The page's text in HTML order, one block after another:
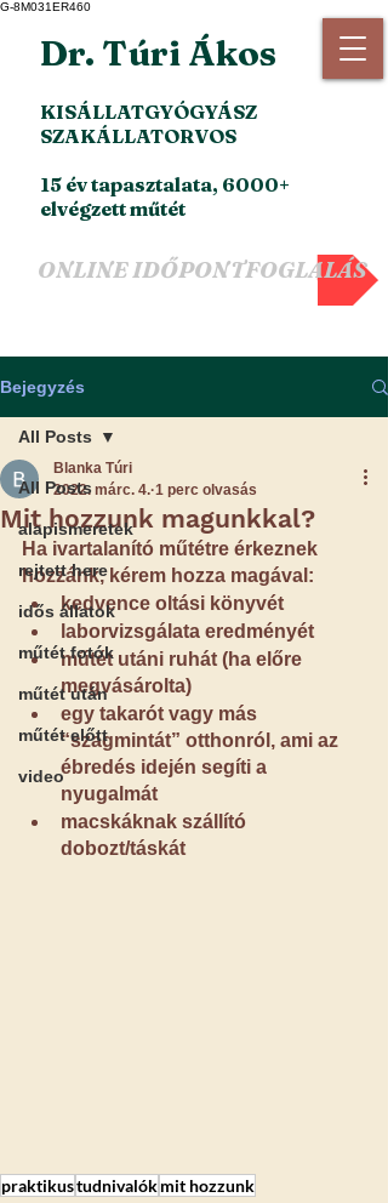
G-8M031ER460
ONLINE IDŐPONTFOGLALÁS
Dr. Túri Ákos
KISÁLLATGYÓGYÁSZ
SZAKÁLLATORVOS
15 év tapasztalata, 6000+
elvégzett műtét
Bejegyzés
All Posts
alapismeretek
rejtett here
idős állatok
műtét fotók
műtét után
műtét előtt
video
All Posts
Mit hozzunk magunkkal?
Blanka Túri
2022. márc. 4. 1 perc olvasás
Ha ivartalanító műtétre érkeznek
hozzánk, kérem hozza magával:
kedvence oltási könyvét
laborvizsgálata eredményét
műtét utáni ruhát (ha előre
megvásárolta)
egy takarót vagy más
“szagmintát” otthonról, ami az
ébredés idején segíti a
nyugalmát
macskáknak szállító
dobozt/táskát
praktikustudnivalókmit hozzunk